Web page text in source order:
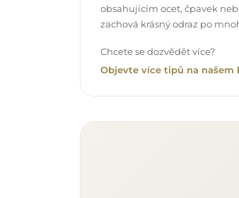
obsahujícím ocet, čpavek
zachová krásný odraz po
Chcete se dozvědět více?
Objevte více tipů na našem